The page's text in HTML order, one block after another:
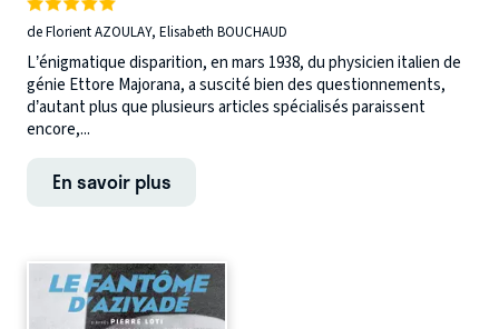
de Florient AZOULAY, Elisabeth BOUCHAUD
L’énigmatique disparition, en mars 1938, du physicien italien de
génie Ettore Majorana, a suscité bien des questionnements,
d’autant plus que plusieurs articles spécialisés paraissent
encore,...
En savoir plus